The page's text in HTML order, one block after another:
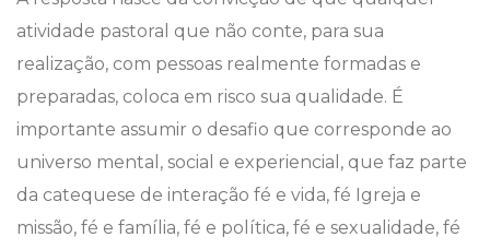
atividade pastoral que não conte, para sua
realização, com pessoas realmente formadas e
preparadas, coloca em risco sua qualidade. É
importante assumir o desafio que corresponde ao
universo mental, social e experiencial, que faz parte
da catequese de interação fé e vida, fé Igreja e
missão, fé e família, fé e política, fé e sexualidade, fé